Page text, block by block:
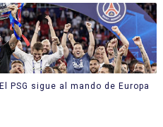
PSG sigue al mando de Europa